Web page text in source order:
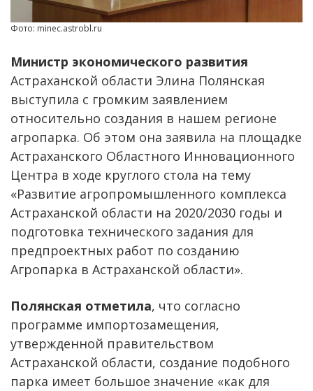
Фото: minec.astrobl.ru
Министр экономического развития
Астраханской области Элина Полянская
выступила с громким заявлением
относительно создания в нашем регионе
агропарка. Об этом она заявила на площадке
Астраханского Областного Инновационного
Центра в ходе круглого стола на тему
«Развитие агропромышленного комплекса
Астраханской области на 2020/2030 годы и
подготовка технического задания для
предпроектных работ по созданию
Агропарка в Астраханской области».
Полянская отметила, что согласно
программе импортозамещения,
утвержденной правительством
Астраханской области, создание подобного
парка имеет большое значение «как для